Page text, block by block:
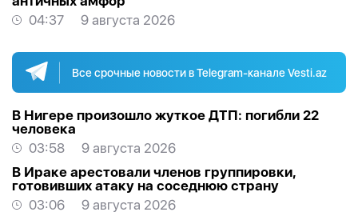
04:37
9 августа 2026
Все срочные новости в Telegram-канале Vesti.az
В Нигере произошло жуткое ДТП: погибли 22
человека
03:58
9 августа 2026
В Ираке арестовали членов группировки,
готовивших атаку на соседнюю страну
03:06
9 августа 2026